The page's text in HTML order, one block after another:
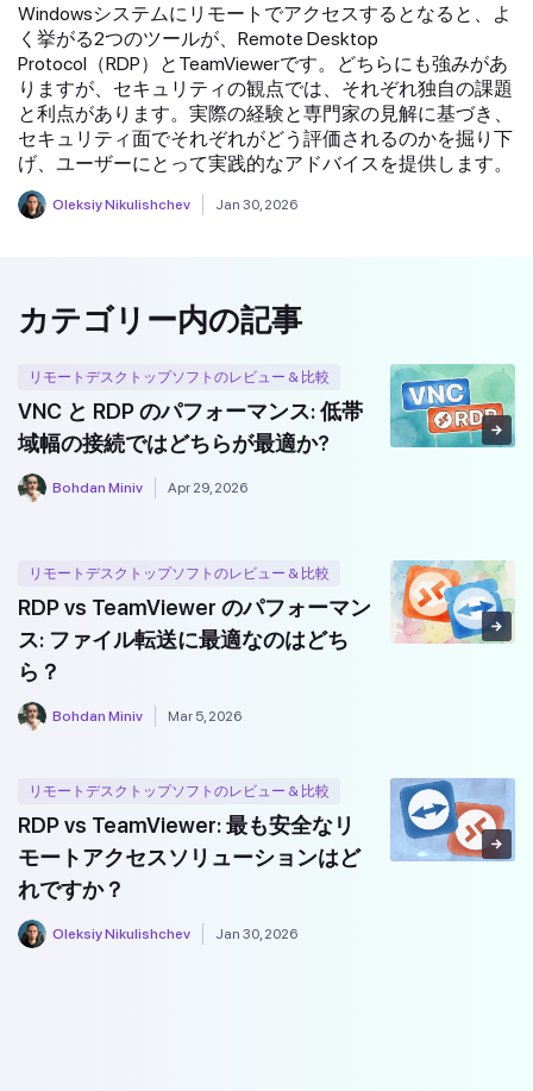
Windowsシステムにリモートでアクセスするとなると、よ
く挙がる2つのツールが、Remote Desktop
Protocol（RDP）とTeamViewerです。どちらにも強みがあ
りますが、セキュリティの観点では、それぞれ独自の課題
と利点があります。実際の経験と専門家の見解に基づき、
セキュリティ面でそれぞれがどう評価されるのかを掘り下
げ、ユーザーにとって実践的なアドバイスを提供します。
Oleksiy Nikulishchev Jan 30, 2026
カテゴリー内の記事
リモートデスクトップソフトのレビュー & 比較
VNC と RDP のパフォーマンス: 低帯
域幅の接続ではどちらが最適か?
Bohdan Miniv Apr 29, 2026
リモートデスクトップソフトのレビュー & 比較
RDP vs TeamViewer のパフォーマン
ス: ファイル転送に最適なのはどち
ら？
Bohdan Miniv Mar 5, 2026
リモートデスクトップソフトのレビュー & 比較
RDP vs TeamViewer: 最も安全なリ
モートアクセスソリューションはど
れですか？
Oleksiy Nikulishchev Jan 30, 2026